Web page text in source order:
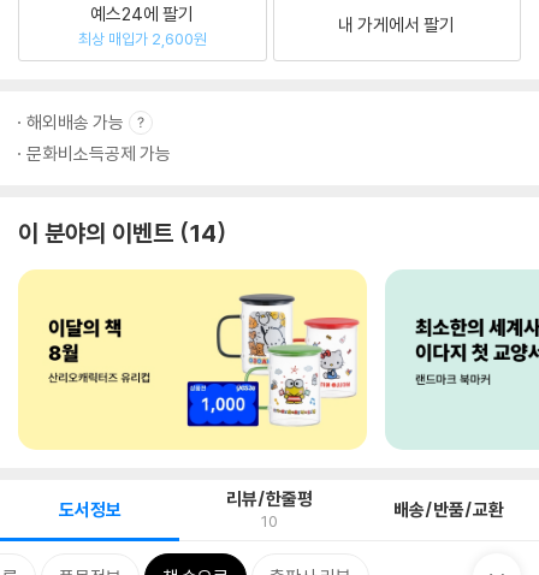
예스24에 팔기
최상 매입가 2,600원
내 가게에서 팔기
해외배송 가능
문화비소득공제 가능
이 분야의 이벤트 14
도서정보 리뷰/한줄평
10 배송/반품/교환